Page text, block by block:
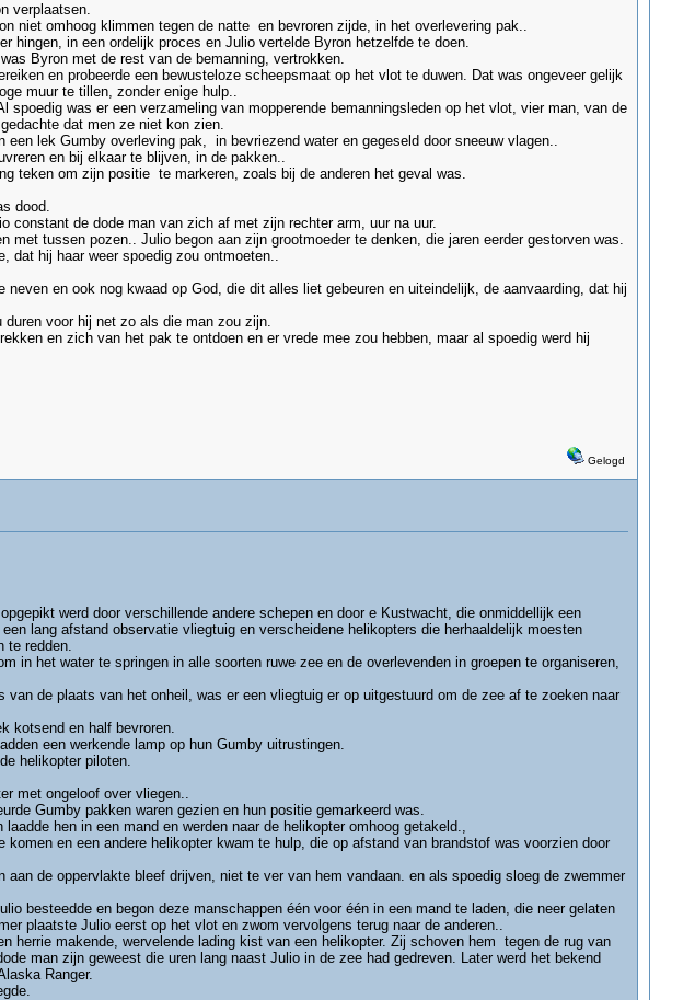
verplaatsen.
niet omhoog klimmen tegen de natte en bevroren zijde, in het overlevering pak..
hingen, in een ordelijk proces en Julio vertelde Byron hetzelfde te doen.
Byron met de rest van de bemanning, vertrokken.
en probeerde een bewusteloze scheepsmaat op het vlot te duwen. Dat was ongeveer gelijk
muur te tillen, zonder enige hulp..
was er een verzameling van mopperende bemanningsleden op het vlot, vier man, van de
dat men ze niet kon zien.
lek Gumby overleving pak, in bevriezend water en gegeseld door sneeuw vlagen..
en bij elkaar te blijven, in de pakken..
teken om zijn positie te markeren, zoals bij de anderen het geval was.
dood.
constant de dode man van zich af met zijn rechter arm, uur na uur.
tussen pozen.. Julio begon aan zijn grootmoeder te denken, die jaren eerder gestorven was.
dat hij haar weer spoedig zou ontmoeten..
en ook nog kwaad op God, die dit alles liet gebeuren en uiteindelijk, de aanvaarding, dat hij
voor hij net zo als die man zou zijn.
en zich van het pak te ontdoen en er vrede mee zou hebben, maar al spoedig werd hij
Gelogd
werd door verschillende andere schepen en door e Kustwacht, die onmiddellijk een
lang afstand observatie vliegtuig en verscheidene helikopters die herhaaldelijk moesten
te redden.
in het water te springen in alle soorten ruwe zee en de overlevenden in groepen te organiseren,
de plaats van het onheil, was er een vliegtuig er op uitgestuurd om de zee af te zoeken naar
kotsend en half bevroren.
een werkende lamp op hun Gumby uitrustingen.
helikopter piloten.
met ongeloof over vliegen..
Gumby pakken waren gezien en hun positie gemarkeerd was.
hen in een mand en werden naar de helikopter omhoog getakeld.,
en een andere helikopter kwam te hulp, die op afstand van brandstof was voorzien door
de oppervlakte bleef drijven, niet te ver van hem vandaan. en als spoedig sloeg de zwemmer
besteedde en begon deze manschappen één voor één in een mand te laden, die neer gelaten
plaatste Julio eerst op het vlot en zwom vervolgens terug naar de anderen..
herrie makende, wervelende lading kist van een helikopter. Zij schoven hem tegen de rug van
man zijn geweest die uren lang naast Julio in de zee had gedreven. Later werd het bekend
Ranger.